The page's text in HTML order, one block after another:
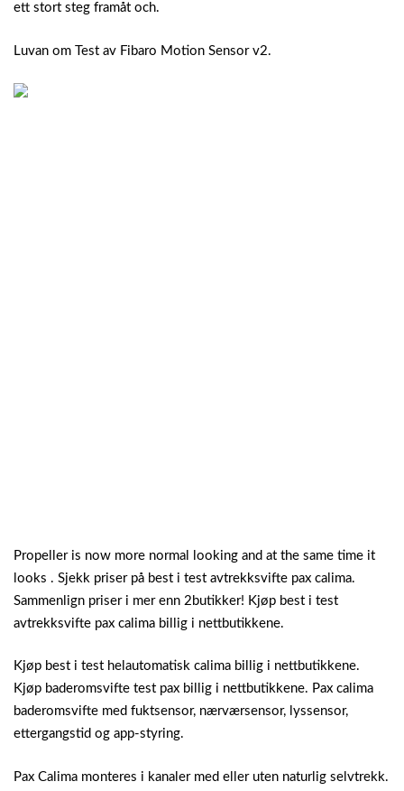
ett stort steg framåt och.
Luvan om Test av Fibaro Motion Sensor v2.
Propeller is now more normal looking and at the same time it
looks . Sjekk priser på best i test avtrekksvifte pax calima.
Sammenlign priser i mer enn 2butikker! Kjøp best i test
avtrekksvifte pax calima billig i nettbutikkene.
Kjøp best i test helautomatisk calima billig i nettbutikkene.
Kjøp baderomsvifte test pax billig i nettbutikkene. Pax calima
baderomsvifte med fuktsensor, nærværsensor, lyssensor,
ettergangstid og app-styring.
Pax Calima monteres i kanaler med eller uten naturlig selvtrekk.